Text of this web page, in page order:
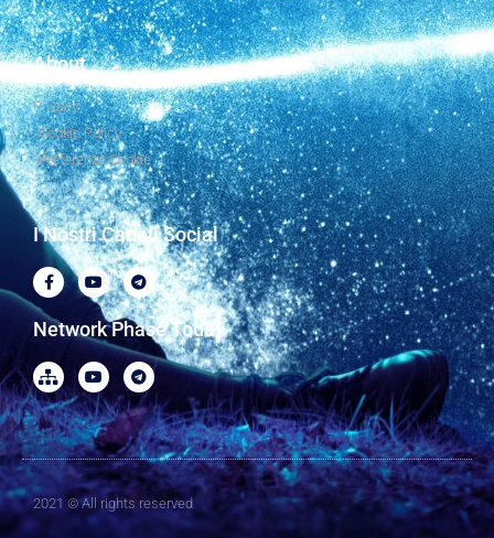
About
Privacy
Cookie Policy
Preferenze Cookie
I Nostri Canali Social
Network Phase Today
2021 © All rights reserved